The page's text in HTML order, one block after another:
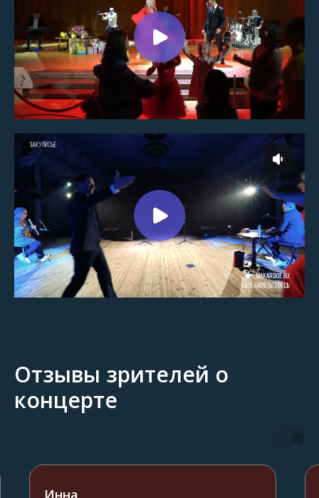
Отзывы зрителей о
концерте
Ирина Макуха